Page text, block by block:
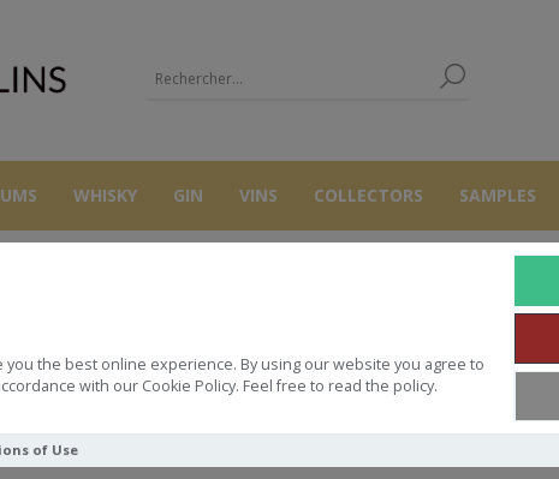
you the best online experience. By using our website you agree to
with our Cookie Policy. Feel free to read the policy.
of Use
WHISKY GIN VINS COLLECTORS SAMPLES
SCARABUS